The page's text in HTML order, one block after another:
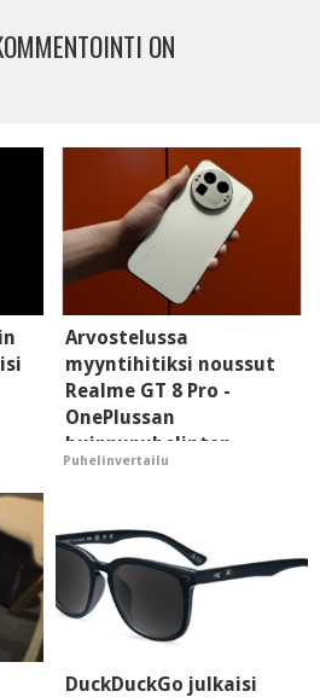
ON
Arvostelussa
myyntihitiksi noussut
Realme GT 8 Pro -
OnePlussan
huippupuhelinten
"perillinen"
Puhelinvertailu
DuckDuckGo julkaisi